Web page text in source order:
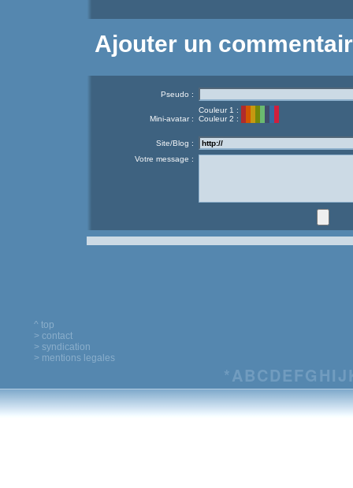
Ajouter un
Pseudo :
Mini-avatar :
Couleur 1 :
Couleur 2 :
Site/Blog :
Votre message :
^ top
> contact
> syndication
> mentions legales
*ABCDEFG HIJ